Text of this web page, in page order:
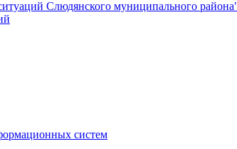
Слюдянского муниципального
систем